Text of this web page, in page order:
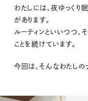
わたしには、夜ゆっくり
があります。
ルーティンといいつつ、
ことを続けています。
今回は、そんなわたしの